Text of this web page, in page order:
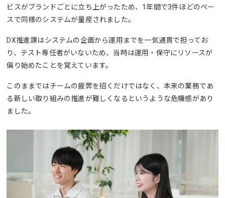
ビスがブランドごとに立ち上がったため、1年間で3件ほどのペー
スで同様のシステムが量産されました。
DX推進課はシステムの企画から運用までを一気通貫で担ってお
り、テスト専任者がいないため、当時は運用・保守にリソースが
偏り始めたことを覚えています。
このままではチームの疲弊を招くだけではなく、本来の業務であ
る新しい取り組みの推進が難しくなるというような危機感があり
ました。